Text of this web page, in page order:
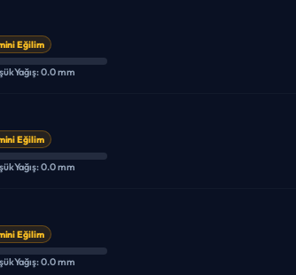
Eğilim
Yağış: 0.0 mm
Eğilim
Yağış: 0.0 mm
Eğilim
Yağış: 0.0 mm